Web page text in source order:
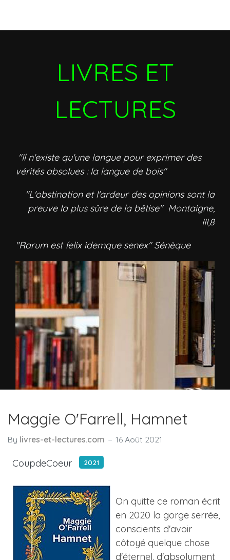
LIVRES ET
LECTURES
"Il n'existe qu'une langue pour exprimer des
vérités absolues : la langue de bois"
"L'obstination et l'ardeur des opinions sont la
preuve la plus sûre de la bêtise" Montaigne,
III,8
"Rarum est felix idemque senex" Sénèque
Maggie O'Farrell, Hamnet
By livres-et-lectures.com 16 Août 2021
CoupdeCoeur 2021
On quitte ce roman écrit
en 2020 la gorge serrée,
conscients d'avoir
côtoyé quelque chose
d'éternel, d'absolument